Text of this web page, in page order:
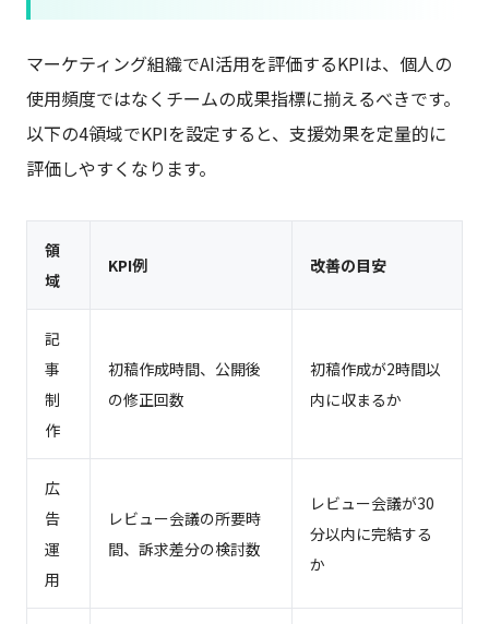
マーケティング組織でAI活用を評価するKPIは、個人の
使用頻度ではなくチームの成果指標に揃えるべきです。
以下の4領域でKPIを設定すると、支援効果を定量的に
評価しやすくなります。
領
域
KPI例 改善の目安
記
事
制
作
初稿作成時間、公開後
の修正回数
初稿作成が2時間以
内に収まるか
広
告
運
用
レビュー会議の所要時
間、訴求差分の検討数
レビュー会議が30
分以内に完結する
か